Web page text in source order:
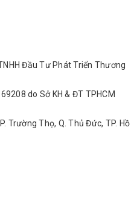
Đầu Tư Phát Triển Thương
do Sở KH & ĐT TPHCM
Trường Thọ, Q. Thủ Đức, TP. Hồ